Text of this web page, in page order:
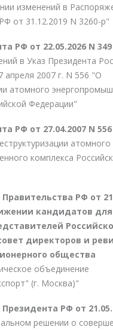
изменений в
от 31.12.2019 N 3260-р"
РФ от 22.05.2026 N 349
в Указ Президента
апреля 2007 г. N 556 "О
атомного
Федерации"
РФ от 27.04.2007 N
атомного
комплекса
РФ от
кандидатов
директоров и
общества
объединение
(г. Москва)"
РФ от
решении о